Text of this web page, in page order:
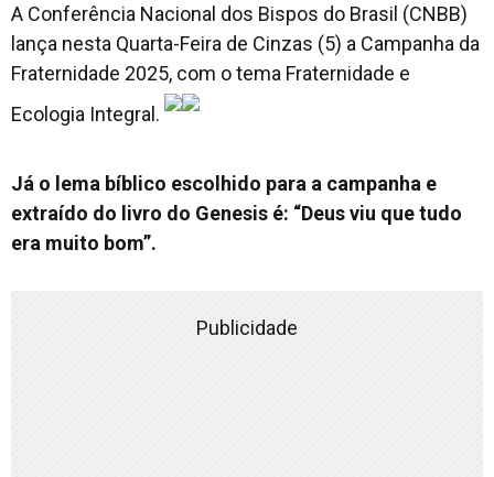
A Conferência Nacional dos Bispos do Brasil (CNBB)
lança nesta Quarta-Feira de Cinzas (5) a Campanha da
Fraternidade 2025, com o tema Fraternidade e
Ecologia Integral.
Já o lema bíblico escolhido para a campanha e
extraído do livro do Genesis é: “Deus viu que tudo
era muito bom”.
Publicidade